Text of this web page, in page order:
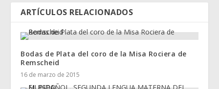
ARTÍCULOS RELACIONADOS
Bodas de Plata del coro de la Misa Rociera de
Remscheid
16 de marzo de 2015